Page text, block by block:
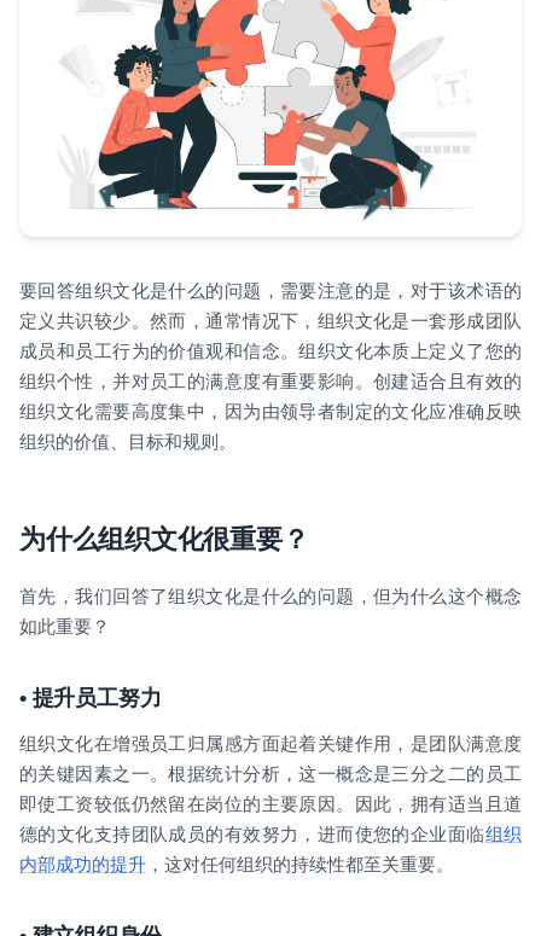
要回答组织文化是什么的问题，需要注意的是，对于该术语的
定义共识较少。然而，通常情况下，组织文化是一套形成团队
成员和员工行为的价值观和信念。组织文化本质上定义了您的
组织个性，并对员工的满意度有重要影响。创建适合且有效的
组织文化需要高度集中，因为由领导者制定的文化应准确反映
组织的价值、目标和规则。
为什么组织文化很重要？
首先，我们回答了组织文化是什么的问题，但为什么这个概念
如此重要？
• 提升员工努力
组织文化在增强员工归属感方面起着关键作用，是团队满意度
的关键因素之一。根据统计分析，这一概念是三分之二的员工
即使工资较低仍然留在岗位的主要原因。因此，拥有适当且道
德的文化支持团队成员的有效努力，进而使您的企业面临组织
内部成功的提升 ，这对任何组织的持续性都至关重要。